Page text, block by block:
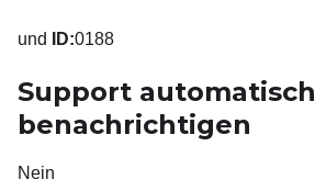
und ID:0188
Support automatisch
benachrichtigen
Nein